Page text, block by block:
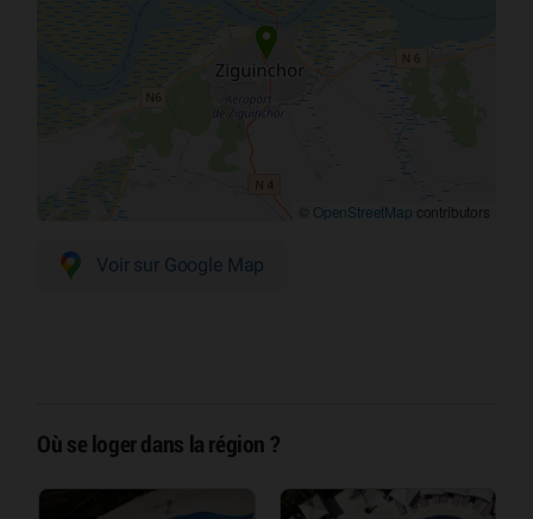
OpenStreetMap contributors
Voir sur Google Map
Où se loger dans la région ?